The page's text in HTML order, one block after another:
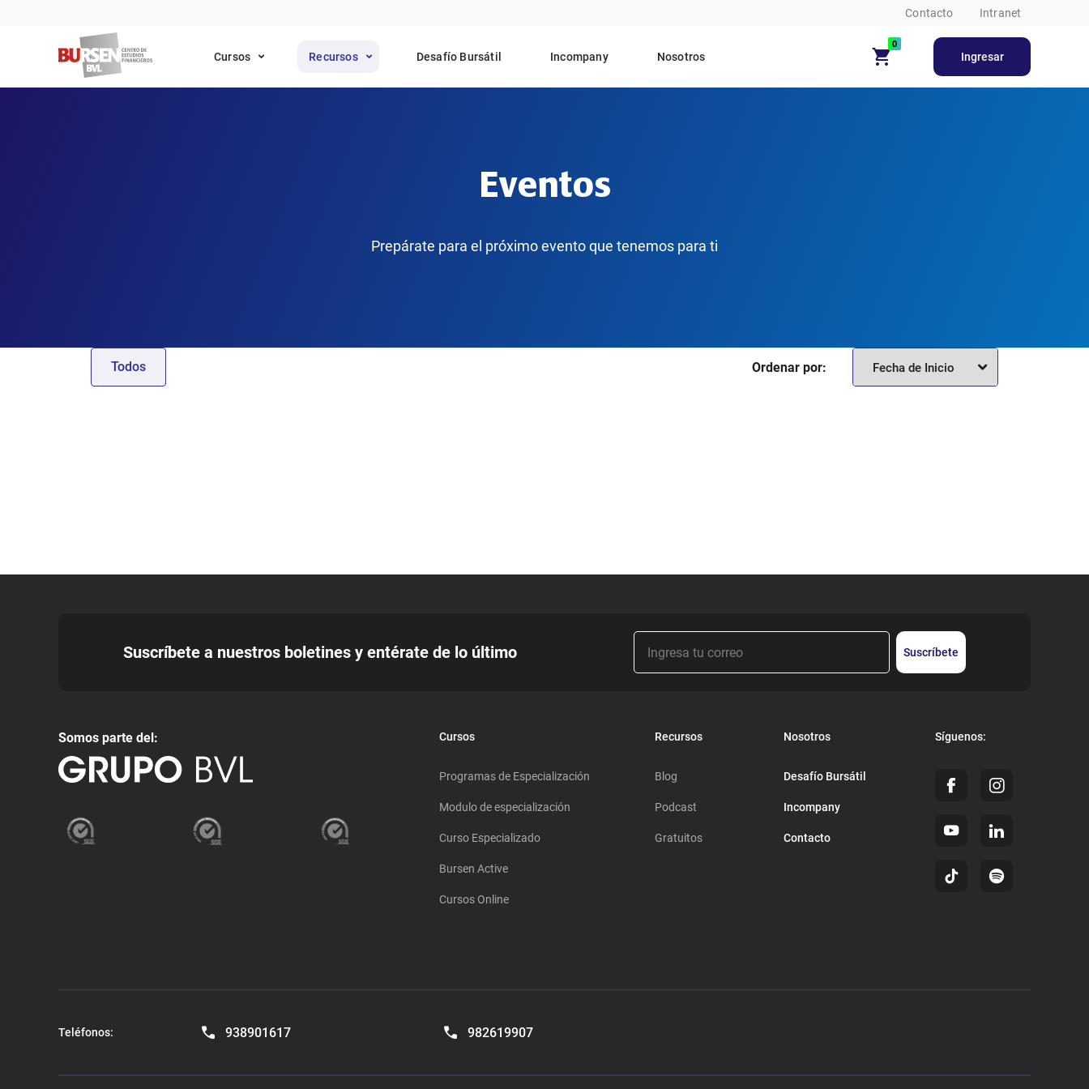
Contacto Intranet
Cursos Recursos Desafío Bursátil Incompany Nosotros
0
Ingresar
Eventos
Prepárate para el próximo evento que tenemos para ti
Todos Ordenar por:
Suscríbete a nuestros boletines y entérate de lo último Suscríbete
Somos parte del: Cursos
Programas de Especialización
Modulo de especialización
Curso Especializado
Bursen Active
Cursos Online
Recursos
Blog
Podcast
Gratuitos
Nosotros
Desafío Bursátil
Incompany
Contacto
Síguenos:
Teléfonos: 938901617 982619907